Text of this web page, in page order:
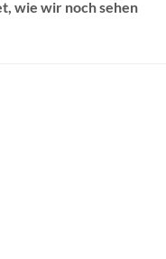
wie wir noch sehen